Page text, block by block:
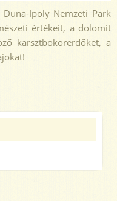
Ipoly Nemzeti Park
értékeit, a dolomit
karsztbokorerdőket, a